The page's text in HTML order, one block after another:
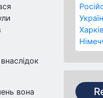
вона